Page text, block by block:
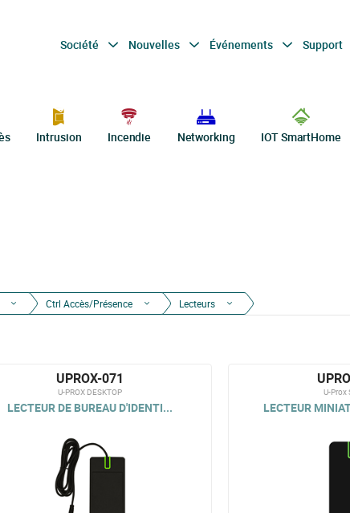
Société Nouvelles Événements Support
Intrusion Incendie Networking IOT SmartHome
Ctrl Accès/Présence Lecteurs
UPROX-071
U-PROX DESKTOP
LECTEUR DE BUREAU D'IDENTI...
U-Prox
LECTEUR